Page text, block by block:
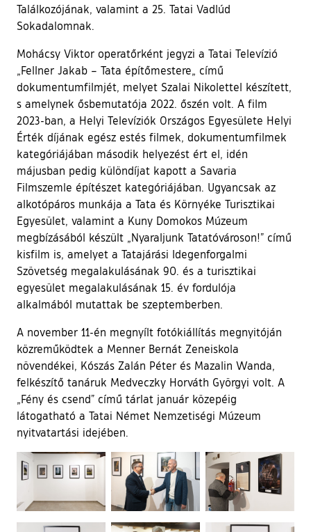
Találkozójának, valamint a 25. Tatai Vadlúd
Sokadalomnak.
Mohácsy Viktor operatőrként jegyzi a Tatai Televízió
„Fellner Jakab – Tata építőmestere„ című
dokumentumfilmjét, melyet Szalai Nikolettel készített,
s amelynek ősbemutatója 2022. őszén volt. A film
2023-ban, a Helyi Televíziók Országos Egyesülete Helyi
Érték díjának egész estés filmek, dokumentumfilmek
kategóriájában második helyezést ért el, idén
májusban pedig különdíjat kapott a Savaria
Filmszemle építészet kategóriájában. Ugyancsak az
alkotópáros munkája a Tata és Környéke Turisztikai
Egyesület, valamint a Kuny Domokos Múzeum
megbízásából készült „Nyaraljunk Tatatóvároson!” című
kisfilm is, amelyet a Tatajárási Idegenforgalmi
Szövetség megalakulásának 90. és a turisztikai
egyesület megalakulásának 15. év fordulója
alkalmából mutattak be szeptemberben.
A november 11-én megnyílt fotókiállítás megnyitóján
közreműködtek a Menner Bernát Zeneiskola
növendékei, Kószás Zalán Péter és Mazalin Wanda,
felkészítő tanáruk Medveczky Horváth Györgyi volt. A
„Fény és csend” című tárlat január közepéig
látogatható a Tatai Német Nemzetiségi Múzeum
nyitvatartási idejében.
Ugrás a galéria utánra